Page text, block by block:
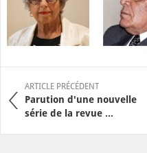
ARTICLE PRÉCÉDENT
Parution d'une nouvelle
série de la revue ...